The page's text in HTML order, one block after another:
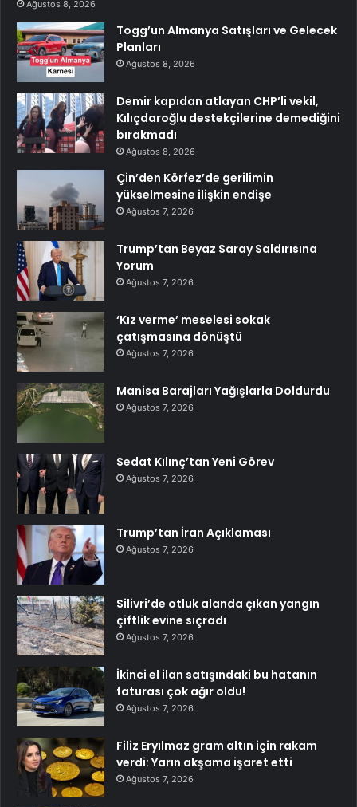
Ağustos 8, 2026
Togg’un Almanya Satışları ve Gelecek
Planları
Ağustos 8, 2026
Demir kapıdan atlayan CHP’li vekil,
Kılıçdaroğlu destekçilerine demediğini
bırakmadı
Ağustos 8, 2026
Çin’den Körfez’de gerilimin
yükselmesine ilişkin endişe
Ağustos 7, 2026
Trump’tan Beyaz Saray Saldırısına
Yorum
Ağustos 7, 2026
‘Kız verme’ meselesi sokak
çatışmasına dönüştü
Ağustos 7, 2026
Manisa Barajları Yağışlarla Doldurdu
Ağustos 7, 2026
Sedat Kılınç’tan Yeni Görev
Ağustos 7, 2026
Trump’tan İran Açıklaması
Ağustos 7, 2026
Silivri’de otluk alanda çıkan yangın
çiftlik evine sıçradı
Ağustos 7, 2026
İkinci el ilan satışındaki bu hatanın
faturası çok ağır oldu!
Ağustos 7, 2026
Filiz Eryılmaz gram altın için rakam
verdi: Yarın akşama işaret etti
Ağustos 7, 2026